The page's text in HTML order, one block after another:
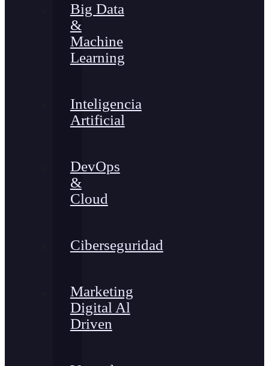
Big Data
&
Machine
Learning
Inteligencia
Artificial
DevOps
&
Cloud
Ciberseguridad
Marketing
Digital Al
Driven